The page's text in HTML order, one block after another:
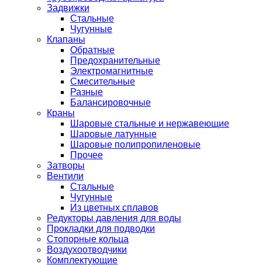
Задвижки
Стальные
Чугунные
Клапаны
Обратные
Предохранительные
Электромагнитные
Смесительные
Разные
Балансировочные
Краны
Шаровые стальные и нержавеющие
Шаровые латунные
Шаровые полипропиленовые
Прочее
Затворы
Вентили
Стальные
Чугунные
Из цветных сплавов
Редукторы давления для воды
Прокладки для подводки
Стопорные кольца
Воздухоотводчики
Комплектующие